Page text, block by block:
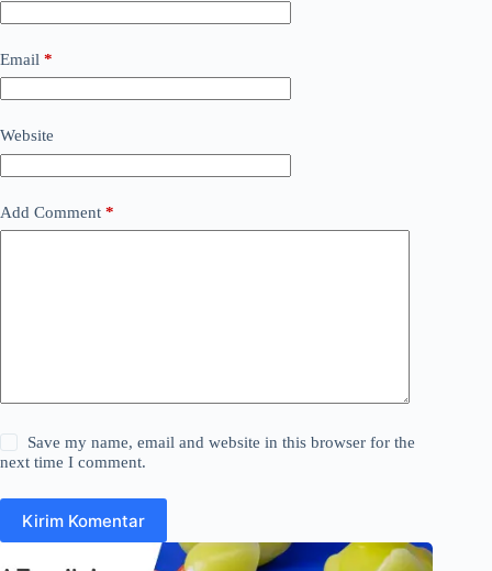
Email *
Website
Add Comment *
Save my name, email and website in this browser for the
next time I comment.
Kirim Komentar